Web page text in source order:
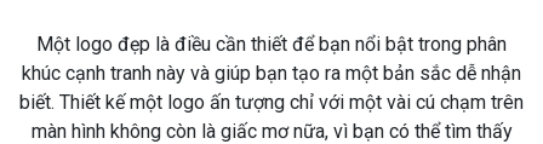
Một logo đẹp là điều cần thiết để bạn nổi bật trong phân
khúc cạnh tranh này và giúp bạn tạo ra một bản sắc dễ nhận
biết. Thiết kế một logo ấn tượng chỉ với một vài cú chạm trên
màn hình không còn là giấc mơ nữa, vì bạn có thể tìm thấy